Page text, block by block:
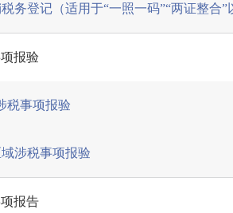
务登记（适用于“一照一码”“两证整合
报验
税事项报验
涉税事项报验
报告